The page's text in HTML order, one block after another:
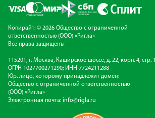
Копирайт: © 2026 Общество с ограниченной
ответственностью (ООО) «Ригла»
Все права защищены
115201, г. Москва, Каширское шоссе, д. 22, корп. 4, стр. 1
ОГРН 1027700271290; ИНН 7724211288
Юр. лицо, которому принадлежит домен:
Общество с ограниченной ответственностью
(ООО) «Ригла»
Электронная почта: info@rigla.ru